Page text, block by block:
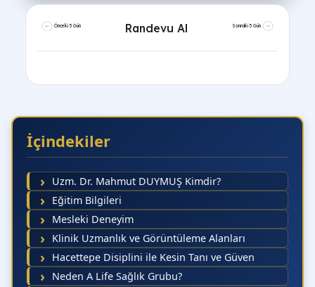
Önceki 5 Gün
Randevu Al
İçindekiler
Uzm. Dr. Mahmut DUYMUŞ Kimdir?
Eğitim Bilgileri
Mesleki Deneyim
Klinik Uzmanlık ve Görüntüleme Alanları
Hacettepe Disiplini ile Kesin Tanı ve Güven
Neden A Life Sağlık Grubu?